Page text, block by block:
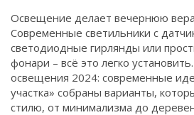
Освещение делает вечернюю
Современные светильники с
светодиодные гирлянды или
фонари – всё это легко
освещения 2024: современные
участка» собраны варианты,
стилю, от минимализма до